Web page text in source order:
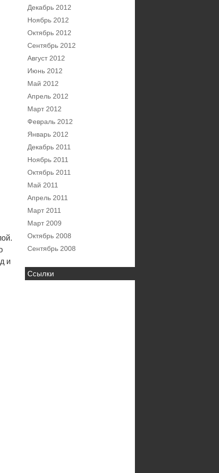
и
Декабрь 2012
Ноябрь 2012
Октябрь 2012
Сентябрь 2012
Август 2012
Июнь 2012
Май 2012
Апрель 2012
Март 2012
Февраль 2012
Январь 2012
Декабрь 2011
Ноябрь 2011
Октябрь 2011
Май 2011
Апрель 2011
Март 2011
Март 2009
Октябрь 2008
Сентябрь 2008
Ссылки